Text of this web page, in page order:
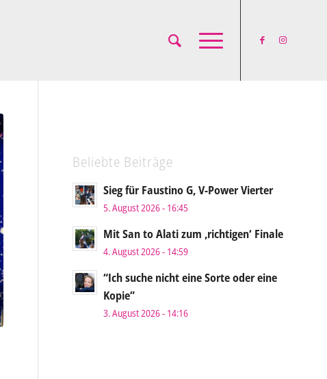
Beliebte Beiträge
Sieg für Faustino G, V-Power Vierter
5. August 2026 - 16:45
Mit San to Alati zum ‚richtigen‘ Finale
4. August 2026 - 14:59
“Ich suche nicht eine Sorte oder eine
Kopie”
3. August 2026 - 14:16